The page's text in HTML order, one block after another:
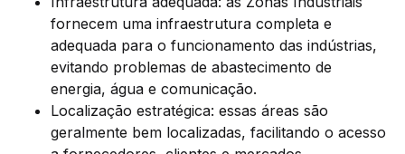
fornecem uma infraestrutura completa e
adequada para o funcionamento das indústrias,
evitando problemas de abastecimento de
energia, água e comunicação.
Localização estratégica: essas áreas são
geralmente bem localizadas, facilitando o acesso